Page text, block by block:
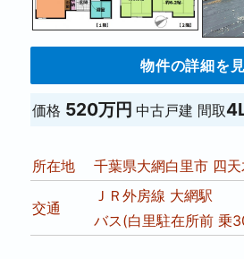
物件の詳細を
価格 520万円中古戸建 間取
所在地 千葉県大網白里市 四
交通
ＪＲ外房線 大網駅
バス(白里駐在所前 乗